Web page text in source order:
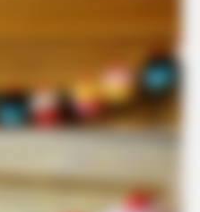
Were In Past Lifes